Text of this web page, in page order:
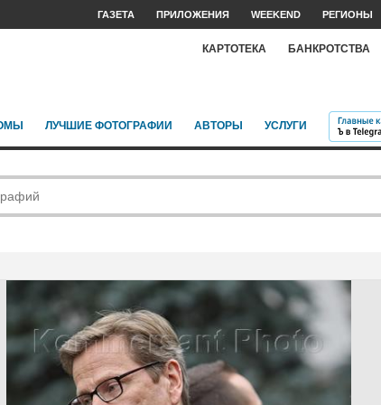
ГАЗЕТА ПРИЛОЖЕНИЯ WEEKEND РЕГИОНЫ
КАРТОТЕКА БАНКРОТСТВА
ЛУЧШИЕ ФОТОГРАФИИ АВТОРЫ УСЛУГИ